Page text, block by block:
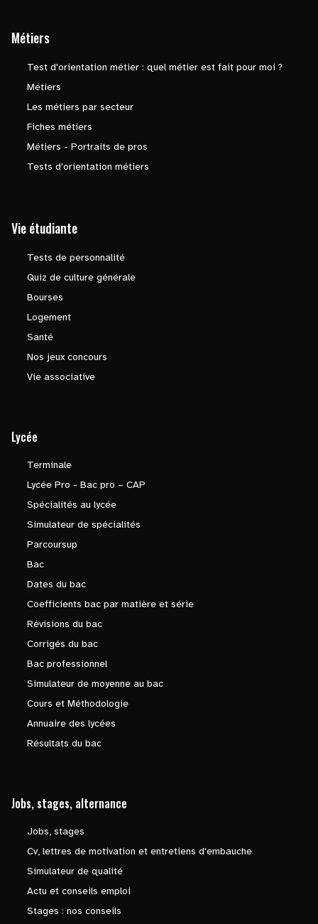
Métiers
Test d'orientation métier : quel métier est fait pour moi ?
Métiers
Les métiers par secteur
Fiches métiers
Métiers - Portraits de pros
Tests d'orientation métiers
Vie étudiante
Tests de personnalité
Quiz de culture générale
Bourses
Logement
Santé
Nos jeux concours
Vie associative
Lycée
Terminale
Lycée Pro - Bac pro – CAP
Spécialités au lycée
Simulateur de spécialités
Parcoursup
Bac
Dates du bac
Coefficients bac par matière et série
Révisions du bac
Corrigés du bac
Bac professionnel
Simulateur de moyenne au bac
Cours et Méthodologie
Annuaire des lycées
Résultats du bac
Jobs, stages, alternance
Jobs, stages
Cv, lettres de motivation et entretiens d'embauche
Simulateur de qualité
Actu et conseils emploi
Stages : nos conseils